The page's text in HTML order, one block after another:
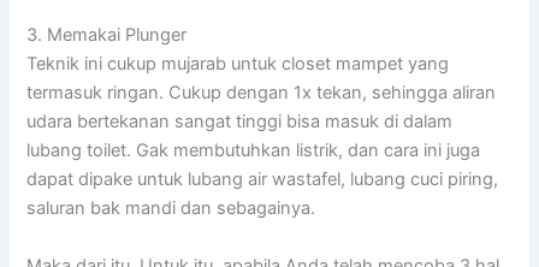
3. Memakai Plunger
Teknik ini cukup mujarab untuk closet mampet yang
termasuk ringan. Cukup dengan 1x tekan, sehingga aliran
udara bertekanan sangat tinggi bisa masuk di dalam
lubang toilet. Gak membutuhkan listrik, dan cara ini juga
dapat dipake untuk lubang air wastafel, lubang cuci piring,
saluran bak mandi dan sebagainya.